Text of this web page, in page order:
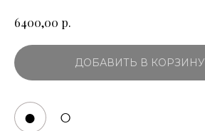
6400,00 р.
ДОБАВИТЬ В КОРЗИНУ
● ○